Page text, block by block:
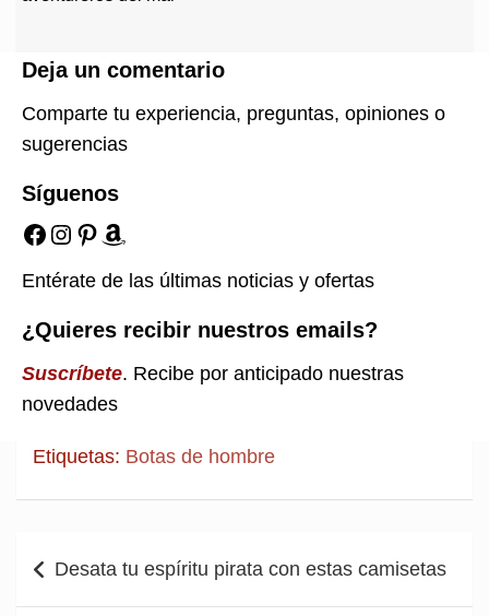
Deja un comentario
Comparte tu experiencia, preguntas, opiniones o
sugerencias
Síguenos
Facebook Instagram Pinterest Amazon
Entérate de las últimas noticias y ofertas
¿Quieres recibir nuestros emails?
Suscríbete. Recibe por anticipado nuestras
novedades
Etiquetas: Botas de hombre
Desata tu espíritu pirata con estas camisetas